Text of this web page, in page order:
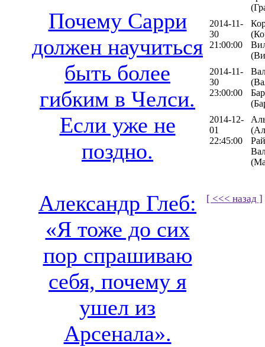
Почему Сарри
должен научиться
быть более
гибким в Челси.
Если уже не
поздно.
Александр Глеб:
«Я тоже до сих
пор спрашиваю
себя, почему я
ушел из
Арсенала».
2014-11-
30
21:00:00
2014-11-
30
23:00:00
2014-12-
01
22:45:00
[ <<< назад ]